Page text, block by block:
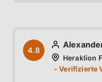
4.8
Heraklion